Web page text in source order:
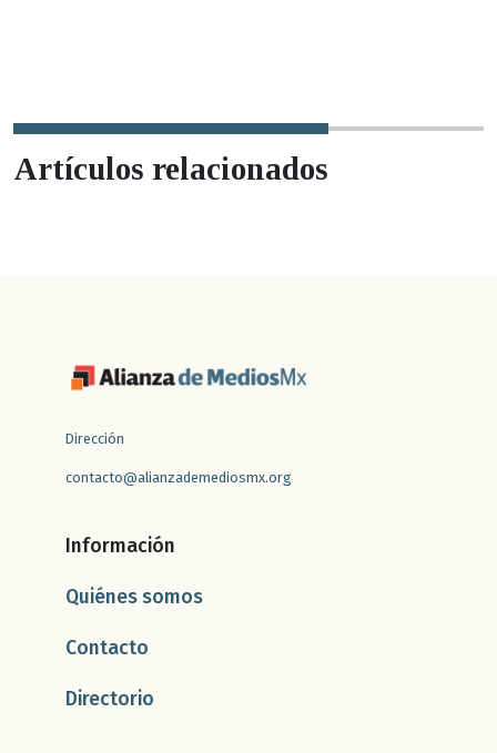
Artículos relacionados
Dirección
contacto@alianzademediosmx.org
Información
Quiénes somos
Contacto
Directorio